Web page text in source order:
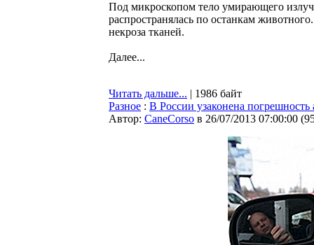
Под микроскопом тело умирающего
распространялась по останкам
некроза тканей.
Далее...
Читать дальше... | 1986 байт
Разное : В России узаконена погрешность
Автор: CaneCorso в 26/07/2013 07:00:00 (